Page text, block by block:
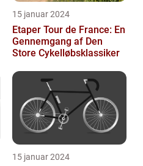
15 januar 2024
Etaper Tour de France: En
Gennemgang af Den
Store Cykelløbsklassiker
15 januar 2024